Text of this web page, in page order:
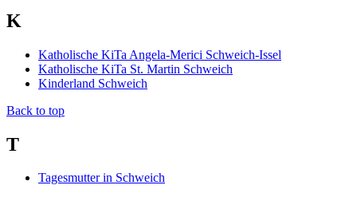
K
Katholische KiTa Angela-Merici Schweich-Issel
Katholische KiTa St. Martin Schweich
Kinderland Schweich
Back to top
T
Tagesmutter in Schweich